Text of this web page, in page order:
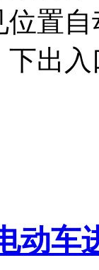
置
下出
动车